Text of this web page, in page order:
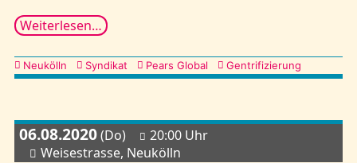
Weiterlesen…
Kategorien
Neukölln Syndikat Pears Global Gentrifizierung
06.08.2020(Do)
20:00 Uhr
Weisestrasse, Neukölln